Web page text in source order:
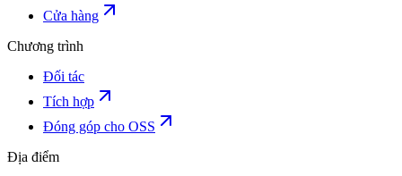
Cửa hàng
Chương trình
Đối tác
Tích hợp
Đóng góp cho OSS
Địa điểm